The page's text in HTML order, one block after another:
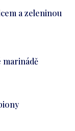
a zeleninou
marinádě